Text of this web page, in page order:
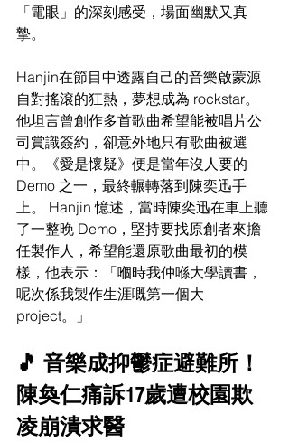
「電眼」的深刻感受，場面幽默又真
摯。
Hanjin在節目中透露自己的音樂啟蒙源
自對搖滾的狂熱，夢想成為 rockstar。
他坦言曾創作多首歌曲希望能被唱片公
司賞識簽約，卻意外地只有歌曲被選
中。《愛是懷疑》便是當年沒人要的
Demo 之一，最終輾轉落到陳奕迅手
上。 Hanjin 憶述，當時陳奕迅在車上聽
了一整晚 Demo，堅持要找原創者來擔
任製作人，希望能還原歌曲最初的模
樣，他表示：「嗰時我仲喺大學讀書，
呢次係我製作生涯嘅第一個大
project。」
🎵 音樂成抑鬱症避難所！
陳奐仁痛訴17歲遭校園欺
凌崩潰求醫